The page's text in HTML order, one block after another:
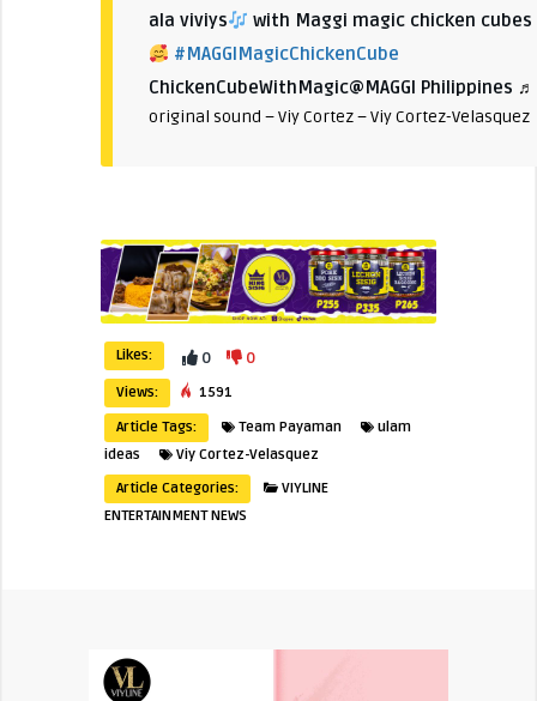
ala viviys
with Maggi magic chicken cubes
#MAGGIMagicChickenCube
ChickenCubeWithMagic@MAGGI Philippines ♬
original sound – Viy Cortez – Viy Cortez-Velasquez
Likes: 0 0
Views:
1591
Article Tags:
Team Payaman
ulam
ideas
Viy Cortez-Velasquez
Article Categories:
VIYLINE
ENTERTAINMENT NEWS